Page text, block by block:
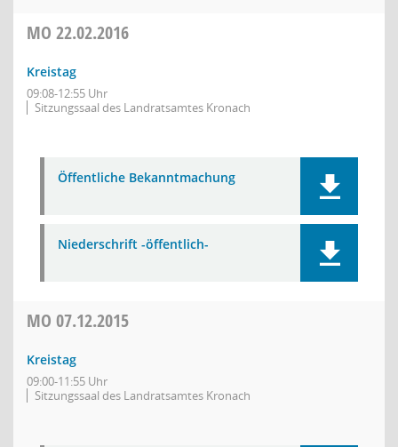
MO 22.02.2016
Kreistag
09:08-12:55 Uhr
Sitzungssaal des Landratsamtes Kronach
Öffentliche Bekanntmachung
Niederschrift -öffentlich-
MO 07.12.2015
Kreistag
09:00-11:55 Uhr
Sitzungssaal des Landratsamtes Kronach